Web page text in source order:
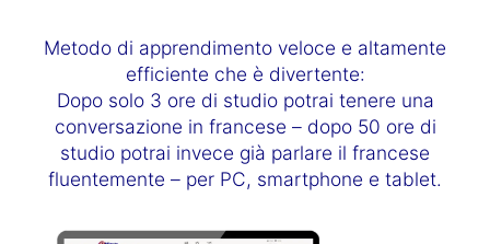
Metodo di apprendimento veloce e altamente
efficiente che è divertente:
Dopo solo 3 ore di studio potrai tenere una
conversazione in francese – dopo 50 ore di
studio potrai invece già parlare il francese
fluentemente – per PC, smartphone e tablet.